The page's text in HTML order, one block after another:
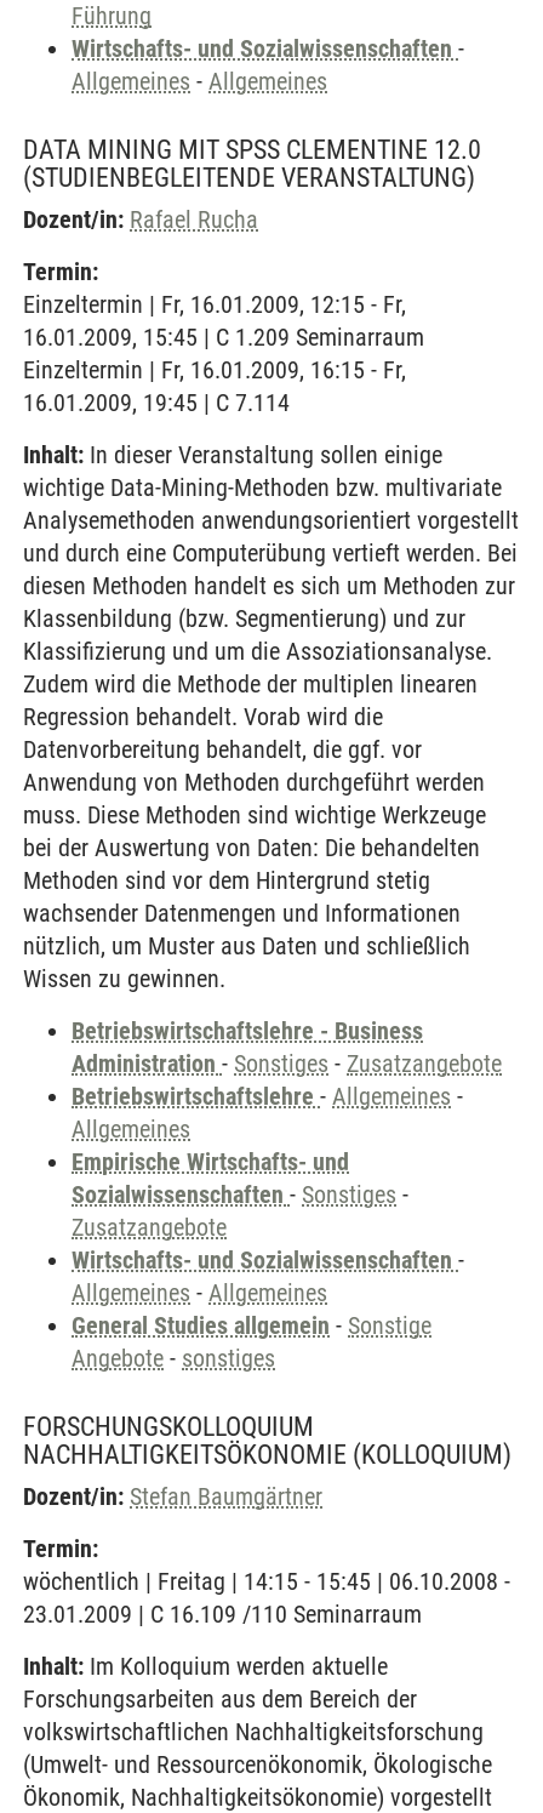
Führung
Wirtschafts- und Sozialwissenschaften -
Allgemeines - Allgemeines
DATA MINING MIT SPSS CLEMENTINE 12.0
(STUDIENBEGLEITENDE VERANSTALTUNG)
Dozent/in: Rafael Rucha
Termin:
Einzeltermin | Fr, 16.01.2009, 12:15 - Fr,
16.01.2009, 15:45 | C 1.209 Seminarraum
Einzeltermin | Fr, 16.01.2009, 16:15 - Fr,
16.01.2009, 19:45 | C 7.114
Inhalt: In dieser Veranstaltung sollen einige
wichtige Data-Mining-Methoden bzw. multivariate
Analysemethoden anwendungsorientiert vorgestellt
und durch eine Computerübung vertieft werden. Bei
diesen Methoden handelt es sich um Methoden zur
Klassenbildung (bzw. Segmentierung) und zur
Klassifizierung und um die Assoziationsanalyse.
Zudem wird die Methode der multiplen linearen
Regression behandelt. Vorab wird die
Datenvorbereitung behandelt, die ggf. vor
Anwendung von Methoden durchgeführt werden
muss. Diese Methoden sind wichtige Werkzeuge
bei der Auswertung von Daten: Die behandelten
Methoden sind vor dem Hintergrund stetig
wachsender Datenmengen und Informationen
nützlich, um Muster aus Daten und schließlich
Wissen zu gewinnen.
Betriebswirtschaftslehre - Business
Administration - Sonstiges - Zusatzangebote
Betriebswirtschaftslehre - Allgemeines -
Allgemeines
Empirische Wirtschafts- und
Sozialwissenschaften - Sonstiges -
Zusatzangebote
Wirtschafts- und Sozialwissenschaften -
Allgemeines - Allgemeines
General Studies allgemein - Sonstige
Angebote - sonstiges
FORSCHUNGSKOLLOQUIUM
NACHHALTIGKEITSÖKONOMIE (KOLLOQUIUM)
Dozent/in: Stefan Baumgärtner
Termin:
wöchentlich | Freitag | 14:15 - 15:45 | 06.10.2008 -
23.01.2009 | C 16.109 /110 Seminarraum
Inhalt: Im Kolloquium werden aktuelle
Forschungsarbeiten aus dem Bereich der
volkswirtschaftlichen Nachhaltigkeitsforschung
(Umwelt- und Ressourcenökonomik, Ökologische
Ökonomik, Nachhaltigkeitsökonomie) vorgestellt